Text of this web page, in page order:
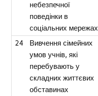
небезпечної
поведінки в
соціальних мережах
24
Вивчення сімейних
умов учнів, які
перебувають у
складних життєвих
обставинах